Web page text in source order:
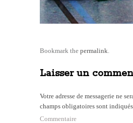
Bookmark the permalink
Laisser un
Votre adresse de messagerie ne
champs obligatoires sont
Commentaire